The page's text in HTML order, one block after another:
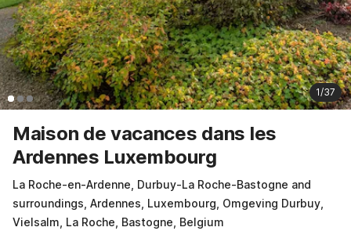
1/37
Maison de vacances dans les
Ardennes Luxembourg
La Roche-en-Ardenne, Durbuy-La Roche-Bastogne and
surroundings, Ardennes, Luxembourg, Omgeving Durbuy,
Vielsalm, La Roche, Bastogne, Belgium